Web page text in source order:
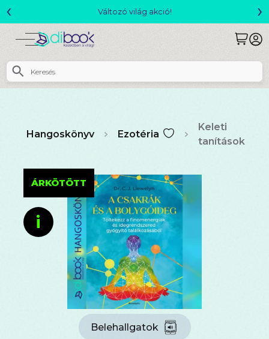
Csomagajánlatok- Akár 25% kedvezménnyel!
‹ ›
Hangoskönyv Ezotéria
Keleti
tanítások
ÁRKÖTÖTT
i
Belehallgatok